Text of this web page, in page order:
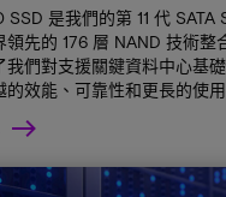
是我們的第 11 代 SATA
領先的 176 層 NAND 技術整
我們對支援關鍵資料中心基
的效能、可靠性和更長的使用